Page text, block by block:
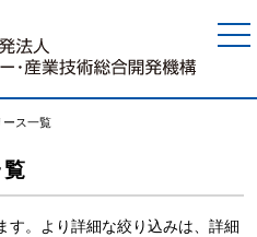
ース一覧
す。より詳細な絞り込みは、詳細